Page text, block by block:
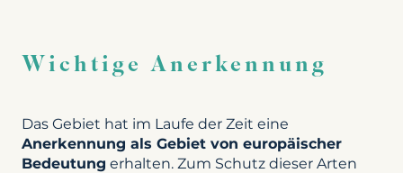
Wichtige Anerkennung
Das Gebiet hat im Laufe der Zeit eine
Anerkennung als Gebiet von europäischer
Bedeutung erhalten. Zum Schutz dieser Arten